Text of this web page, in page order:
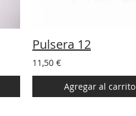
Pulsera 12
11,50 €
Agregar al carrito